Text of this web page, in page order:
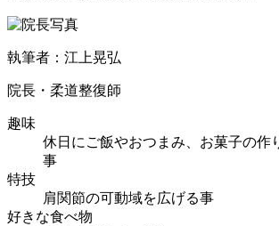
執筆者：江上晃弘
院長・柔道整復師
趣味
休日にご飯やおつまみ、お菓子の作
事
特技
肩関節の可動域を広げる事
好きな食べ物